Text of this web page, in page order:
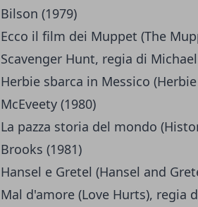
Bilson (1979)
Ecco il film dei Muppet (The
Scavenger Hunt, regia di
Herbie sbarca in Messico
McEveety (1980)
La pazza storia del mondo
Brooks (1981)
Hansel e Gretel (Hansel and
Mal d'amore (Love Hurts), regia